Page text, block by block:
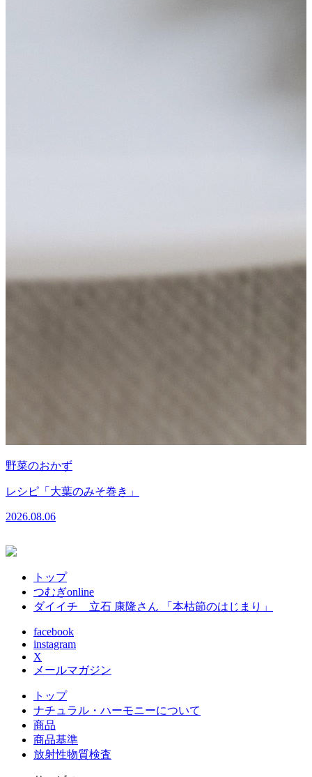
野菜のおかず
レシピ「大葉のみそ巻き」
2026.08.06
トップ
つむぎonline
ダイイチ 立石 康隆さん 「本枯節のはじまり」
facebook
instagram
X
メールマガジン
トップ
ナチュラル・ハーモニーについて
商品
商品基準
放射性物質検査